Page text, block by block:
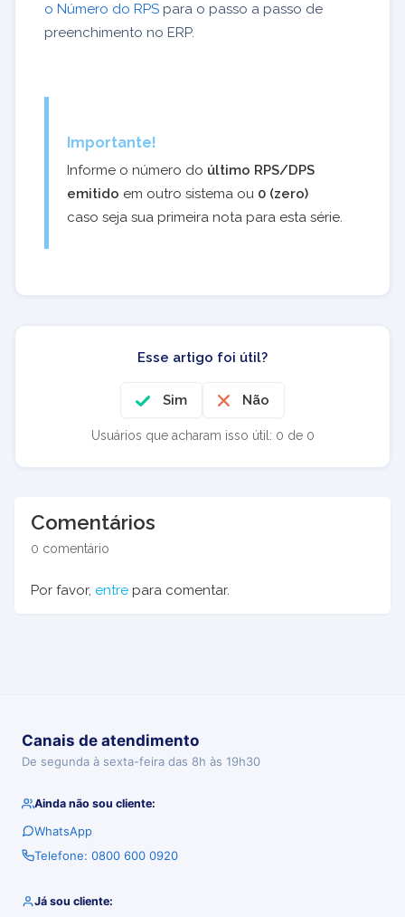
o Número do RPS para o passo a passo de
preenchimento no ERP.
Importante!
Informe o número do último RPS/DPS
emitido em outro sistema ou 0 (zero)
caso seja sua primeira nota para esta série.
Esse artigo foi útil?
Sim Não
Usuários que acharam isso útil: 0 de 0
Comentários
0 comentário
Por favor, entre para comentar.
Canais de atendimento
De segunda à sexta-feira das 8h às 19h30
Ainda não sou cliente:
WhatsApp
Telefone: 0800 600 0920
Já sou cliente: